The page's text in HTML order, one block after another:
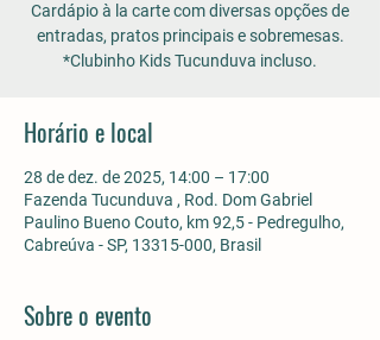
Cardápio à la carte com diversas opções de
entradas, pratos principais e sobremesas.
*Clubinho Kids Tucunduva incluso.
Horário e local
28 de dez. de 2025, 14:00 – 17:00
Fazenda Tucunduva , Rod. Dom Gabriel
Paulino Bueno Couto, km 92,5 - Pedregulho,
Cabreúva - SP, 13315-000, Brasil
Sobre o evento